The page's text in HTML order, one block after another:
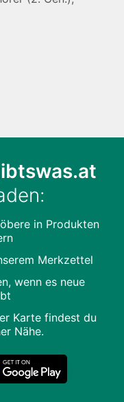
in Produkten
Merkzettel
wenn es neue
Karte findest du
Nähe.